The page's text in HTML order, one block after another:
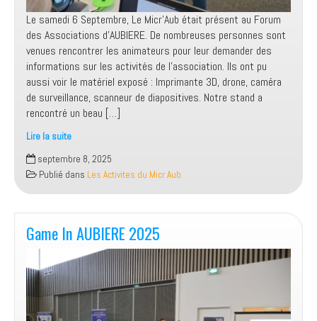
Le samedi 6 Septembre, Le Micr’Aub était présent au Forum
des Associations d’AUBIERE. De nombreuses personnes sont
venues rencontrer les animateurs pour leur demander des
informations sur les activités de l’association. Ils ont pu
aussi voir le matériel exposé : Imprimante 3D, drone, caméra
de surveillance, scanneur de diapositives. Notre stand a
rencontré un beau […]
Lire la suite
Forum
des
Associations
AUBIERE
septembre 8, 2025
Publié dans Les Activites du Micr Aub
Game In AUBIERE 2025